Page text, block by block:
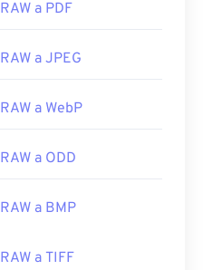
RAW a PDF
RAW a JPEG
RAW a WebP
RAW a ODD
RAW a BMP
RAW a TIFF